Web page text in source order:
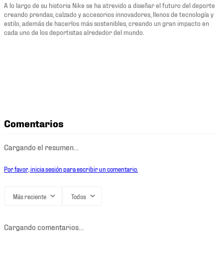
A lo largo de su historia Nike se ha atrevido a diseñar el futuro del deporte
creando prendas, calzado y accesorios innovadores, llenos de tecnología y
estilo, además de hacerlos más sostenibles, creando un gran impacto en
cada uno de los deportistas alrededor del mundo.
Comentarios
Cargando el resumen…
Por favor, inicia sesión para escribir un comentario.
Más reciente Todos
Cargando comentarios…